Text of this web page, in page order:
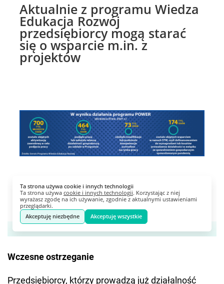
Wczesne ostrzeganie
Przedsiębiorcy, którzy prowadzą już działalność